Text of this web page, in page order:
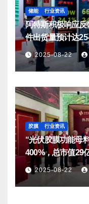
储能 行业资讯
阿特斯积极响应反
件出货量预计达
2025-08-22
胶膜 行业资讯
“光伏胶膜功能母
400%，总市值29
2025-08-22